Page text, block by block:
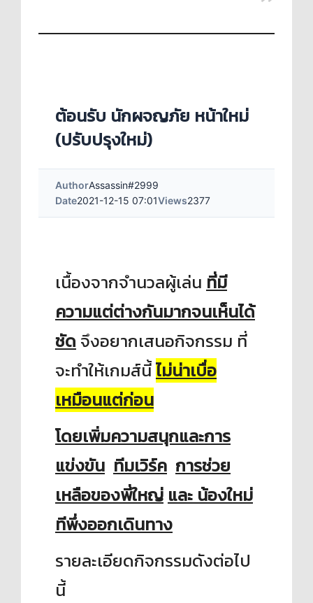
ต้อนรับ นักผจญภัย หน้าใหม่
(ปรับปรุงใหม่)
AuthorAssassin#2999
Date2021-12-15 07:01Views2377
เนื้องจากจำนวลผู้เล่น ที่มี
ความแต่ต่างกันมากจนเห็นได้
ชัด จึงอยากเสนอกิจกรรม ที่
จะทำให้เกมส์นี้ไม่น่าเบื่อ
เหมือนแต่ก่อน
โดยเพิ่มความสนุกและการ
แข่งขัน ทีมเวิร์ค การช่วย
เหลือของพี่ใหญ่ และ น้องใหม่
ทีพึ่งออกเดินทาง
รายละเอียดกิจกรรมดังต่อไป
นี้